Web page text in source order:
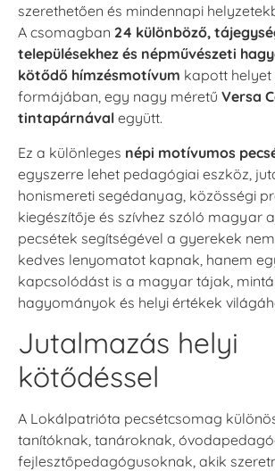
szerethetően és mindennapi
A csomagban 24 különböző,
településekhez és népművészeti
kötődő hímzésmotívum kapott helyet
formájában, egy nagy méretű Versa
tintapárnával együtt.
Ez a különleges népi motívumos
egyszerre lehet pedagógiai eszköz,
honismereti segédanyag, közösségi
kiegészítője és szívhez szóló magyar
pecsétek segítségével a gyerekek
kedves lenyomatot kapnak, hanem
kapcsolódást is a magyar tájak,
hagyományok és helyi értékek
Jutalmazás helyi
kötődéssel
A Lokálpatrióta pecsétcsomag
tanítóknak, tanároknak,
fejlesztőpedagógusoknak, akik